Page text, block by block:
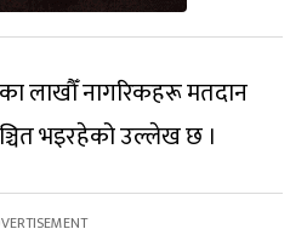
लाखौँ नागरिकहरू मतदान
भइरहेको उल्लेख छ ।